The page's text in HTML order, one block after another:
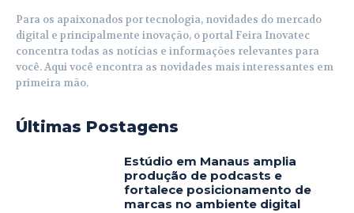
Para os apaixonados por tecnologia, novidades do mercado
digital e principalmente inovação, o portal Feira Inovatec
concentra todas as notícias e informações relevantes para
você. Aqui você encontra as novidades mais interessantes em
primeira mão.
Últimas Postagens
Estúdio em Manaus amplia
produção de podcasts e
fortalece posicionamento de
marcas no ambiente digital